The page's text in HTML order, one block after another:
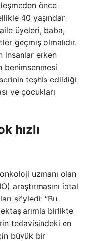
önce
40 yaşından
üyeleri, baba,
geçmiş olmalıdır.
insanlar erken
benimsenmesi
teşhis edildiği
ve çocukları
hızlı
uzmanı olan
araştırmasını iptal
söyledi: “Bu
birlikte
tedavisindeki en
büyük bir